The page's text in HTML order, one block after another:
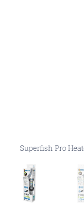
Superfish Pro
Superfish Pro